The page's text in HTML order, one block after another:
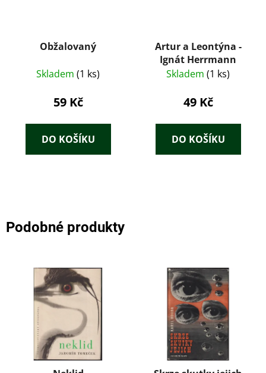
Obžalovaný
Skladem (1 ks)
59 Kč
DO KOŠÍKU
Artur a Leontýna -
Ignát Herrmann
Skladem (1 ks)
49 Kč
DO KOŠÍKU
Podobné produkty